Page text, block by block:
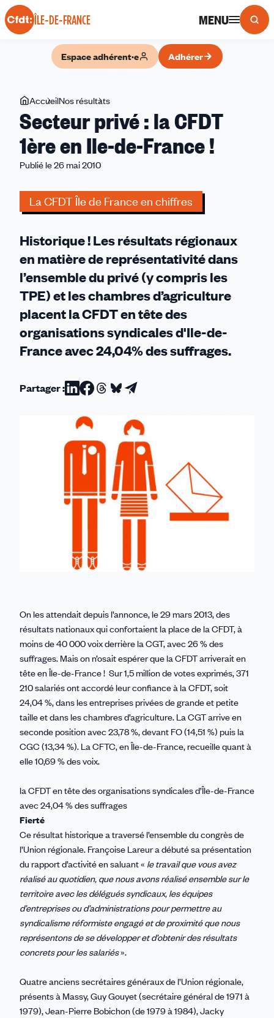
Panneau de gestion des cookies
ÎLE-DE-FRANCE MENU
Espace adhérent·e Adhérer
Vous
êtes
ici
AccueilNos résultats
privé
la
Ile-
France
!
Secteur privé : la CFDT
1ère en Ile-de-France !
Publié le 26 mai 2010
La CFDT Île de France en chiffres
Historique ! Les résultats régionaux
en matière de représentativité dans
l’ensemble du privé (y compris les
TPE) et les chambres d’agriculture
placent la CFDT en tête des
organisations syndicales d'Ile-de-
France avec 24,04% des suffrages.
Partager :Partager
sur
Linkedin
Partager
sur
Facebook
Partager
Threads
Partager
Bluesky
Partager
email
On les attendait depuis l’annonce, le 29 mars 2013, des
résultats nationaux qui confortaient la place de la CFDT, à
moins de 40 000 voix derrière la CGT, avec 26 % des
suffrages. Mais on n’osait espérer que la CFDT arriverait en
tête en Île-de-France ! Sur 1,5 million de votes exprimés, 371
210 salariés ont accordé leur confiance à la CFDT, soit
24,04 %, dans les entreprises privées de grande et petite
taille et dans les chambres d’agriculture. La CGT arrive en
seconde position avec 23,78 %, devant FO (14,51 %) puis la
CGC (13,34 %). La CFTC, en Île-de-France, recueille quant à
elle 10,69 % des voix.
la CFDT en tête des organisations syndicales d’Île-de-France
avec 24,04 % des suffrages
Fierté
Ce résultat historique a traversé l’ensemble du congrès de
l’Union régionale. Françoise Lareur a débuté sa présentation
du rapport d’activité en saluant « le travail que vous avez
réalisé au quotidien, que nous avons réalisé ensemble sur le
territoire avec les délégués syndicaux, les équipes
d’entreprises ou d’administrations pour permettre au
syndicalisme réformiste engagé et de proximité que nous
représentons de se développer et d’obtenir des résultats
concrets pour les salariés».
Quatre anciens secrétaires généraux de l’Union régionale,
présents à Massy, Guy Gouyet (secrétaire général de 1971 à
1979), Jean-Pierre Bobichon (de 1979 à 1984), Jacky